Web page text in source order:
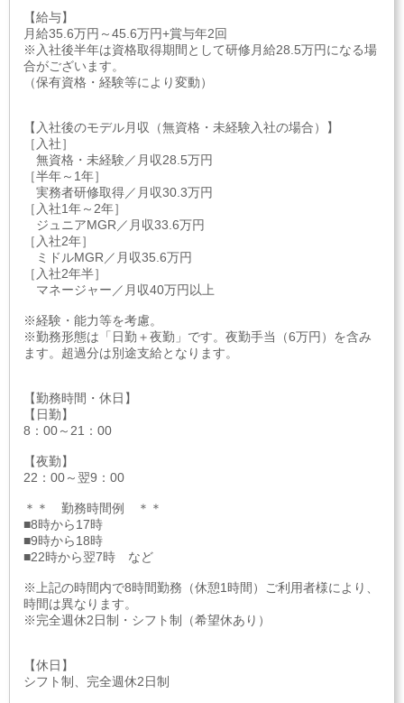
【給与】
月給35.6万円～45.6万円+賞与年2回
※入社後半年は資格取得期間として研修月給28.5万円になる場
合がございます。
（保有資格・経験等により変動）
【入社後のモデル月収（無資格・未経験入社の場合）】
［入社］
無資格・未経験／月収28.5万円
［半年～1年］
実務者研修取得／月収30.3万円
［入社1年～2年］
ジュニアMGR／月収33.6万円
［入社2年］
ミドルMGR／月収35.6万円
［入社2年半］
マネージャー／月収40万円以上
※経験・能力等を考慮。
※勤務形態は「日勤＋夜勤」です。夜勤手当（6万円）を含み
ます。超過分は別途支給となります。
【勤務時間・休日】
【日勤】
8：00～21：00
【夜勤】
22：00～翌9：00
＊＊ 勤務時間例 ＊＊
■8時から17時
■9時から18時
■22時から翌7時 など
※上記の時間内で8時間勤務（休憩1時間）ご利用者様により、
時間は異なります。
※完全週休2日制・シフト制（希望休あり）
【休日】
シフト制、完全週休2日制